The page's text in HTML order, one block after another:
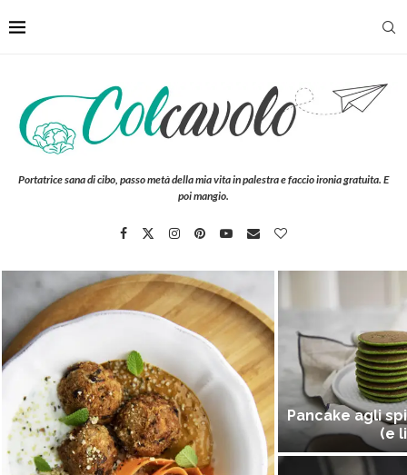
Portatrice sana di cibo, passo metà della mia vita in palestra e faccio ironia gratuita. E
poi mangio.
Pancake agli
(e